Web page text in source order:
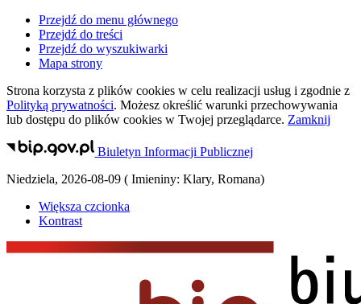
Przejdź do menu głównego
Przejdź do treści
Przejdź do wyszukiwarki
Mapa strony
Strona korzysta z plików cookies w celu realizacji usług i zgodnie z
Polityką prywatności. Możesz określić warunki przechowywania
lub dostępu do plików cookies w Twojej przeglądarce. Zamknij
Biuletyn Informacji Publicznej
Niedziela, 2026-08-09 ( Imieniny: Klary, Romana)
Większa czcionka
Kontrast